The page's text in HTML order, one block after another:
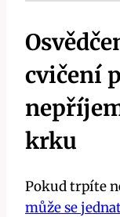
cvičení
krku
Pokud trpíte
může se